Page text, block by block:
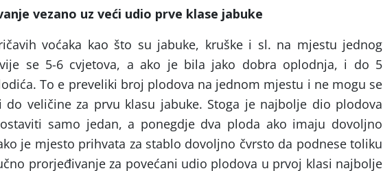
vezano uz veći udio prve klase jabuke
voćaka kao što su jabuke, kruške i sl. na mjestu jednog
se 5-6 cvjetova, a ako je bila jako dobra oplodnja, i do 5
To e preveliki broj plodova na jednom mjestu i ne mogu se
do veličine za prvu klasu jabuke. Stoga je najbolje dio plodova
samo jedan, a ponegdje dva ploda ako imaju dovoljno
je mjesto prihvata za stablo dovoljno čvrsto da podnese toliku
prorjeđivanje za povećani udio plodova u prvoj klasi najbolje